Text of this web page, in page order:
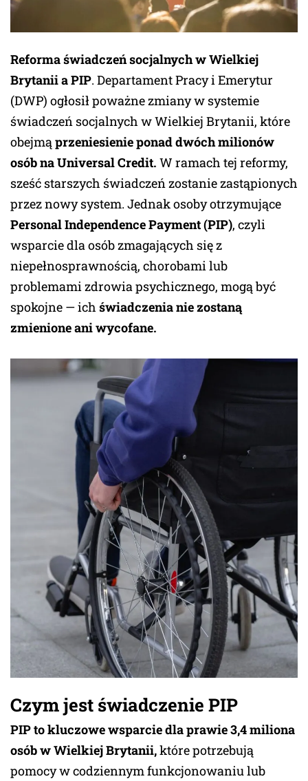
Reforma świadczeń socjalnych w Wielkiej
Brytanii a PIP. Departament Pracy i Emerytur
(DWP) ogłosił poważne zmiany w systemie
świadczeń socjalnych w Wielkiej Brytanii, które
obejmąprzeniesienie ponad dwóch milionów
osób na Universal Credit. W ramach tej reformy,
sześć starszych świadczeń zostanie zastąpionych
przez nowy system. Jednak osoby otrzymujące
Personal Independence Payment (PIP), czyli
wsparcie dla osób zmagających się z
niepełnosprawnością, chorobami lub
problemami zdrowia psychicznego, mogą być
spokojne — ich świadczenia nie zostaną
zmienione ani wycofane.
Czym jest świadczenie PIP
PIP to kluczowe wsparcie dla prawie 3,4 miliona
osób w Wielkiej Brytanii,które potrzebują
pomocy w codziennym funkcjonowaniu lub